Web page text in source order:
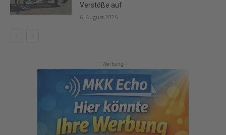
Verstöße auf
6. August 2026
- Werbung -